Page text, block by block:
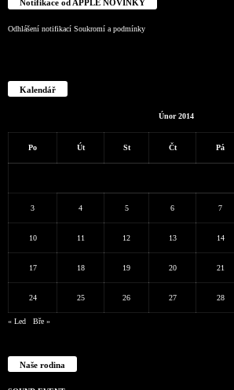
Notifikace od APPLE NOVINKY
Odhlášení notifikací Soukromí a podmínky
Kalendář
Únor 2014
Po Út St Čt Pá
3 4 5 6 7
10 11 12 13 14
17 18 19 20 21
24 25 26 27 28
« Led Bře »
Naše rodina